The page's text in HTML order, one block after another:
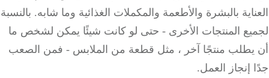
بالبشرة والأطعمة والمكملات الغذائية وما شابه.بالنسبة
المنتجات الأخرى - حتى لو كانت شيئًا يمكن لشخص ما
منتجًا آخر ، مثل قطعة من الملابس - فمن الصعب
إنجاز العمل.